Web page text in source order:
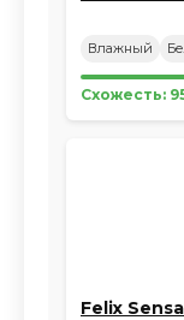
Влажный
Схожесть:
Felix